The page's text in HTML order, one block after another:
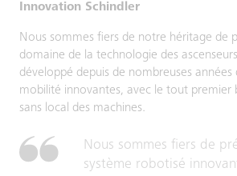
Innovation Schindler
Nous sommes fiers de notre héritage de
domaine de la technologie des
développé depuis de nombreuses années
mobilité innovantes, avec le tout premier
sans local des machines.
Nous sommes fiers de
système robotisé